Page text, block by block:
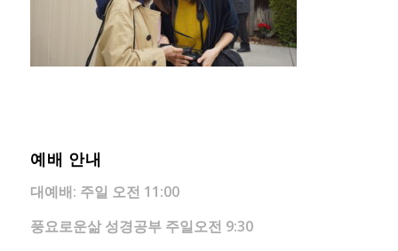
예배 안내
대예배: 주일 오전 11:00
풍요로운삶 성경공부 주일오전 9:30